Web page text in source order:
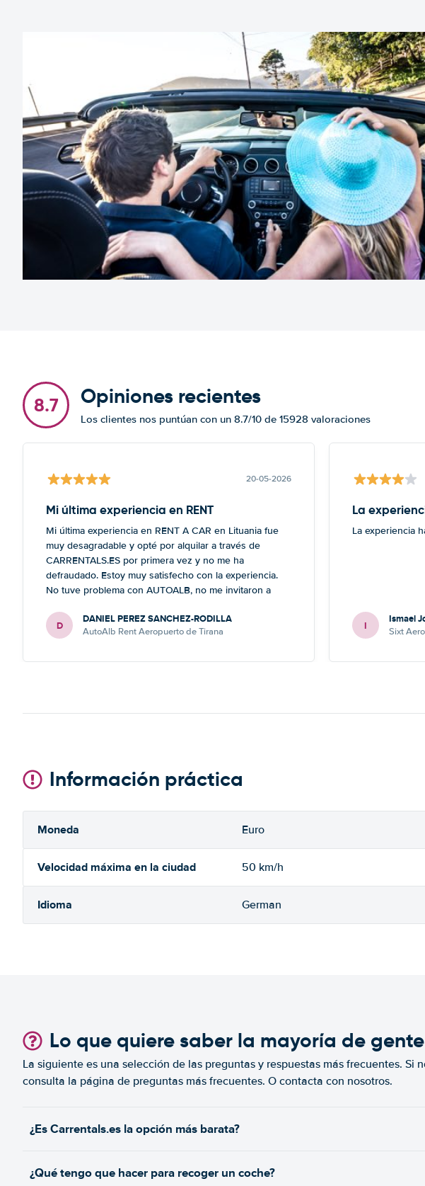
8.7 Opiniones recientes
Los clientes nos puntúan con un 8.7/10 de 15928 valoraciones
20-05-2026
Mi última experiencia en RENT
Mi última experiencia en RENT A CAR en Lituania fue
muy desagradable y opté por alquilar a través de
CARRENTALS.ES por primera vez y no me ha
defraudado. Estoy muy satisfecho con la experiencia.
No tuve problema con AUTOALB, no me invitaron a
mis anteriores viajes nunca había alquilado con
CARRENTALS y si mi próximo viaje tengo opción
gracias. RECOMIENDO CARRENTALS al menos para
D DANIEL PEREZ SANCHEZ-RODILLA
AutoAlb Rent Aeropuerto de Tirana
La
La experiencia
I Ismael
Sixt
Información práctica
Moneda Euro
Velocidad máxima en la ciudad 50 km/h
Idioma German
Lo que quiere saber la mayoría de gente
La siguiente es una selección de las preguntas y respuestas más frecuentes. Si
consulta la página de preguntas más frecuentes. O contacta con nosotros.
¿Es Carrentals.es la opción más barata?
¿Qué tengo que hacer para recoger un coche?